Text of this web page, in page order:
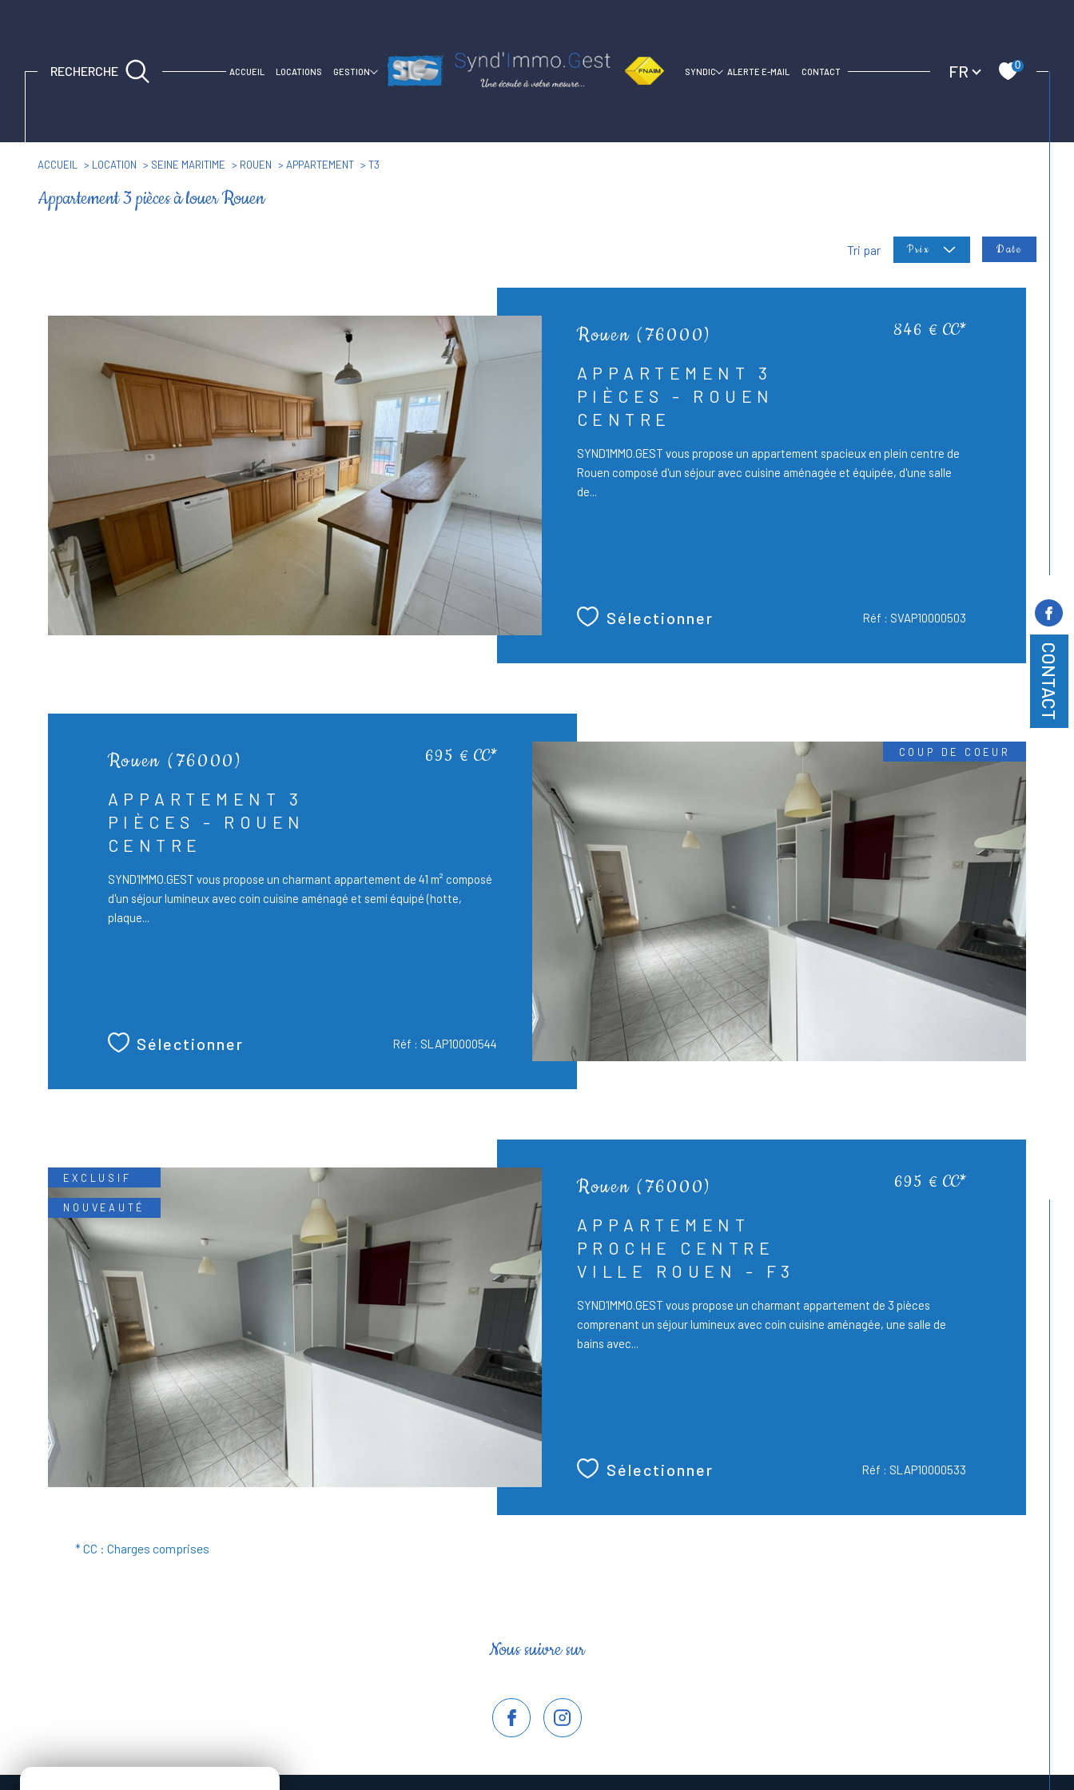
ACCUEIL LOCATIONS GESTION SYNDIC ALERTE E-MAIL CONTACT
RECHERCHE Langue
FR 0
CONTACT
ACCUEIL LOCATION SEINE MARITIME ROUEN APPARTEMENT T3
Appartement 3 pièces à louer Rouen
Tri par Prix Date
Rouen (76000)
APPARTEMENT 3
PIÈCES - ROUEN
CENTRE
846 € CC*
SYND'IMMO.GEST vous propose un appartement spacieux en plein centre de
Rouen composé d'un séjour avec cuisine aménagée et équipée, d'une salle
de...
Sélectionner Réf : SVAP10000503
Rouen (76000)
APPARTEMENT 3
PIÈCES - ROUEN
CENTRE
695 € CC*
SYND'IMMO.GEST vous propose un charmant appartement de 41 m² composé
d'un séjour lumineux avec coin cuisine aménagé et semi équipé (hotte,
plaque...
Sélectionner Réf : SLAP10000544
COUP DE COEUR
Rouen (76000)
APPARTEMENT
PROCHE CENTRE
VILLE ROUEN - F3
695 € CC*
SYND'IMMO.GEST vous propose un charmant appartement de 3 pièces
comprenant un séjour lumineux avec coin cuisine aménagée, une salle de
bains avec...
Sélectionner Réf : SLAP10000533
EXCLUSIF
NOUVEAUTÉ
* CC : Charges comprises
Nous suivre sur